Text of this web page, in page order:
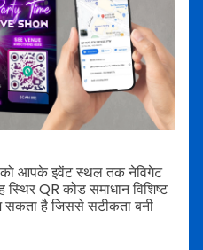
आपके इवेंट स्थल तक नेविगेट
QR कोड समाधान विशिष्ट
है जिससे सटीकता बनी